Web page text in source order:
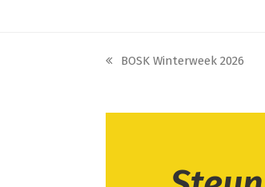
BOSK Winterweek 2026